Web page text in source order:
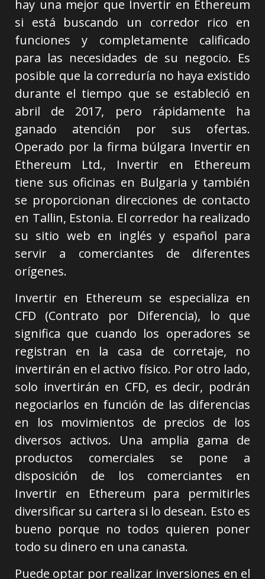
hay una mejor que Invertir en Ethereum
si está buscando un corredor rico en
funciones y completamente calificado
para las necesidades de su negocio. Es
posible que la correduría no haya existido
durante el tiempo que se estableció en
abril de 2017, pero rápidamente ha
ganado atención por sus ofertas.
Operado por la firma búlgara Invertir en
Ethereum Ltd., Invertir en Ethereum
tiene sus oficinas en Bulgaria y también
se proporcionan direcciones de contacto
en Tallin, Estonia. El corredor ha realizado
su sitio web en inglés y español para
servir a comerciantes de diferentes
orígenes.
Invertir en Ethereum se especializa en
CFD (Contrato por Diferencia), lo que
significa que cuando los operadores se
registran en la casa de corretaje, no
invertirán en el activo físico. Por otro lado,
solo invertirán en CFD, es decir, podrán
negociarlos en función de las diferencias
en los movimientos de precios de los
diversos activos. Una amplia gama de
productos comerciales se pone a
disposición de los comerciantes en
Invertir en Ethereum para permitirles
diversificar su cartera si lo desean. Esto es
bueno porque no todos quieren poner
todo su dinero en una canasta.
Puede optar por realizar inversiones en el